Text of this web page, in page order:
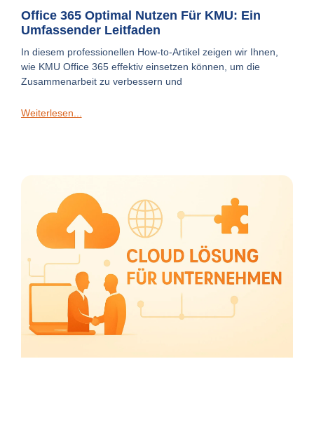
Office 365 Optimal Nutzen Für KMU: Ein
Umfassender Leitfaden
In diesem professionellen How-to-Artikel zeigen wir Ihnen,
wie KMU Office 365 effektiv einsetzen können, um die
Zusammenarbeit zu verbessern und
Weiterlesen...